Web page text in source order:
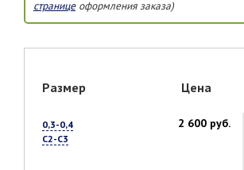
страницеоформления заказа)
Размер Цена
0,3-0,4
С2-С3
2 600 руб.